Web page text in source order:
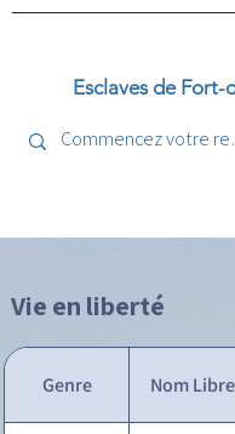
Esclaves de Fort-
Vie en liberté
Genre Nom Libre